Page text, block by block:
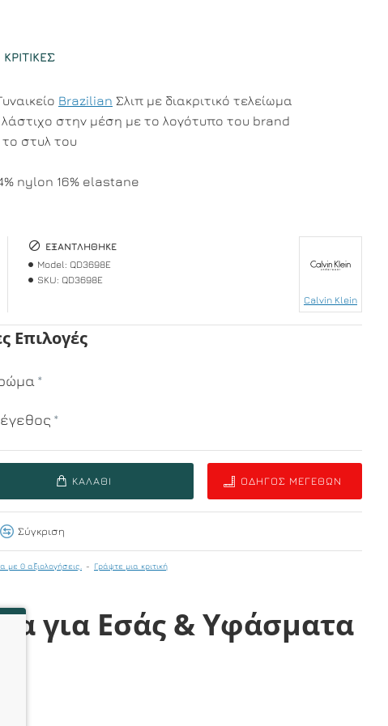
ΚΡΙΤΙΚΈΣ
Brazilian Σλιπ με διακριτικό τελείωμα
στην μέση με το λογότυπο του brand
στυλ του
nylon 16% elastane
με 0 αξιολογήσεις. - Γράψτε μια κριτική
ΕΞΑΝΤΛΉΘΗΚΕ
Model: QD3698E
SKU: QD3698E
Calvin Klein
Επιλογές
ΚΑΛΆΘΙ ΟΔΗΓΌΣ ΜΕΓΕΘΏΝ
Σύγκριση
για Εσάς & Υφάσματα